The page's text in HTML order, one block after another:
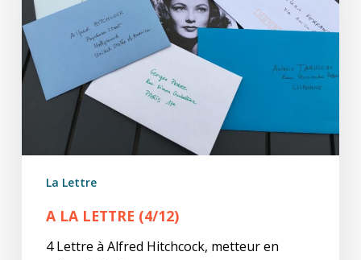
La Lettre
A LA LETTRE (4/12)
4 Lettre à Alfred Hitchcock, metteur en